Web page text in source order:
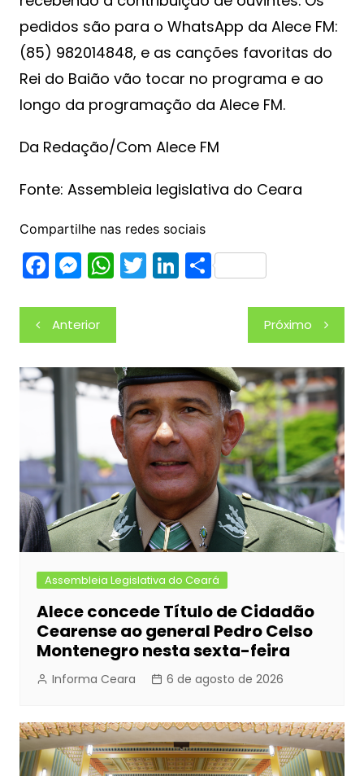
pedidos são para o WhatsApp da Alece FM:
(85) 982014848, e as canções favoritas do
Rei do Baião vão tocar no programa e ao
longo da programação da Alece FM.
Da Redação/Com Alece FM
Fonte: Assembleia legislativa do Ceara
Compartilhe nas redes sociais
F
c
e
b
o
o
k
M
s
s
e
n
er
W
at
s
A
p
p
T Li
dI
n
S
Navegação
de
Post
Anterior Próximo
Assembleia Legislativa do Ceará
Alece concede Título de Cidadão
Cearense ao general Pedro Celso
Montenegro nesta sexta-feira
Informa Ceara 6 de agosto de 2026